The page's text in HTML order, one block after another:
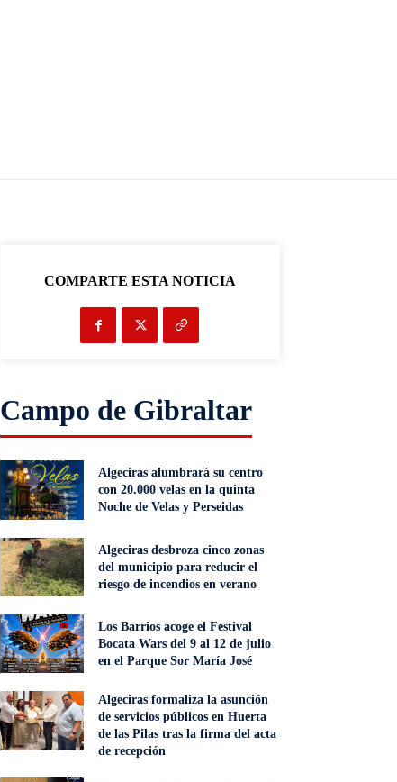
COMPARTE ESTA NOTICIA
Campo de Gibraltar
Algeciras alumbrará su centro
con 20.000 velas en la quinta
Noche de Velas y Perseidas
Algeciras desbroza cinco zonas
del municipio para reducir el
riesgo de incendios en verano
Los Barrios acoge el Festival
Bocata Wars del 9 al 12 de julio
en el Parque Sor María José
Algeciras formaliza la asunción
de servicios públicos en Huerta
de las Pilas tras la firma del acta
de recepción